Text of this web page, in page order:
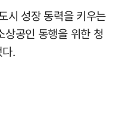
시 성장 동력을 키우는
공인 동행을 위한 청
.